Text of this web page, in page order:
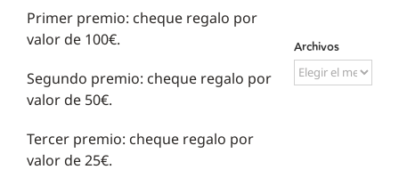
Primer premio: cheque regalo por
valor de 100€.
Segundo premio: cheque regalo por
valor de 50€.
Tercer premio: cheque regalo por
valor de 25€.
Archivos
Archivos